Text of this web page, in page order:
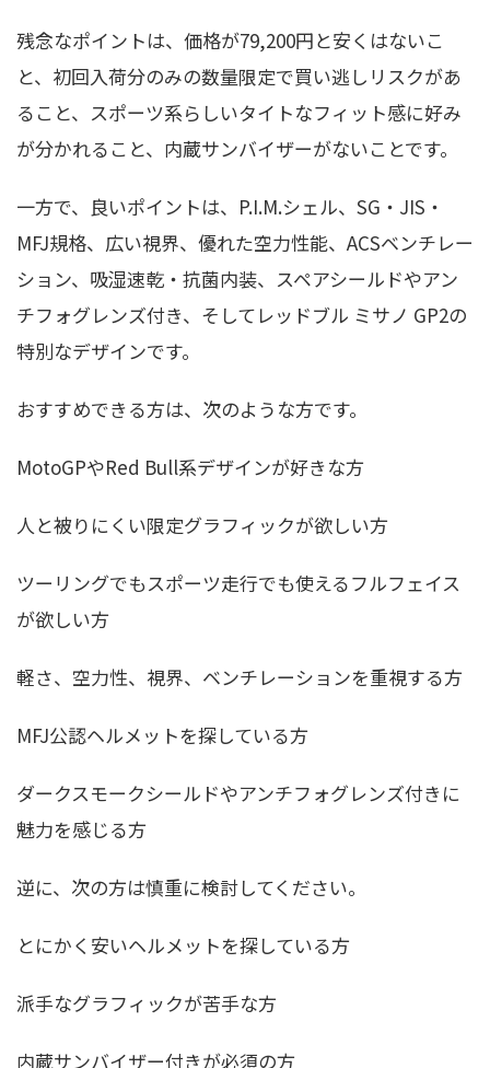
残念なポイントは、価格が79,200円と安くはないこ
と、初回入荷分のみの数量限定で買い逃しリスクがあ
ること、スポーツ系らしいタイトなフィット感に好み
が分かれること、内蔵サンバイザーがないことです。
一方で、良いポイントは、P.I.M.シェル、SG・JIS・
MFJ規格、広い視界、優れた空力性能、ACSベンチレー
ション、吸湿速乾・抗菌内装、スペアシールドやアン
チフォグレンズ付き、そしてレッドブル ミサノ GP2の
特別なデザインです。
おすすめできる方は、次のような方です。
MotoGPやRed Bull系デザインが好きな方
人と被りにくい限定グラフィックが欲しい方
ツーリングでもスポーツ走行でも使えるフルフェイス
が欲しい方
軽さ、空力性、視界、ベンチレーションを重視する方
MFJ公認ヘルメットを探している方
ダークスモークシールドやアンチフォグレンズ付きに
魅力を感じる方
逆に、次の方は慎重に検討してください。
とにかく安いヘルメットを探している方
派手なグラフィックが苦手な方
内蔵サンバイザー付きが必須の方